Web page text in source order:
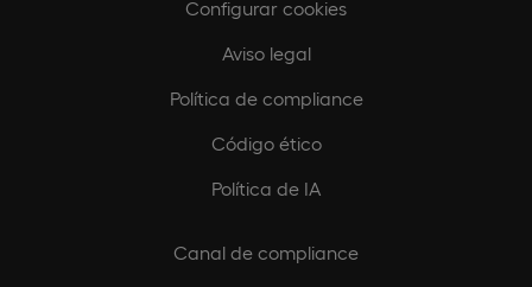
Configurar cookies
Aviso legal
Política de compliance
Código ético
Política de IA
Canal de compliance